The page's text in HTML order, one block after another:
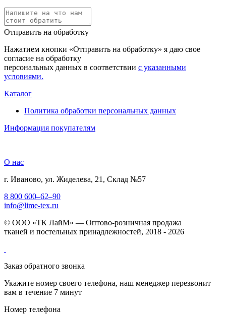
Отправить на обработку
Нажатием кнопки «Отправить на обработку» я даю свое
согласие на обработку
персональных данных в соответствии с указанными
условиями.
Каталог
Политика обработки персональных данных
Информация покупателям
О нас
г. Иваново, ул. Жиделева, 21, Склад №57
8 800 600–62–90
info@lime-tex.ru
© ООО «ТК ЛайМ» — Оптово-розничная продажа
тканей и постельных принадлежностей, 2018 - 2026
Заказ обратного звонка
Укажите номер своего телефона, наш менеджер перезвонит
вам в течение 7 минут
Номер телефона